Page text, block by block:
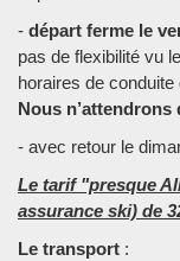
- départ ferme le
pas de flexibilité vu
horaires de conduite
Nous
- avec retour le
Le tarif "presque
assurance ski) de
Le transport : En